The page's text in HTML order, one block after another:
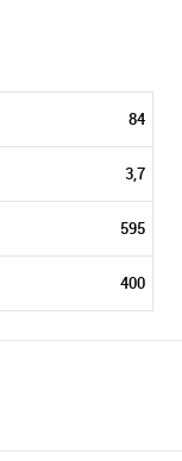
84
3,7
595
400